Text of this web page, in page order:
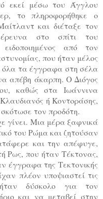
εκεί μέσω του Άγγλου
το πληροφορήθηκε ο
και διέταξε τον
στο σπίτι του
από τον
που ήταν μέλος
όλα τα έγγραφα στη σέλα
απέβη άκαρπη. Ο Διόγος
καθώς στα Ιωάννινα
ή Κοντοράσης,
τον προδότη.
γίνει. Μια μέρα ξαφνικά
του Ρώμα και ζητούσαν
και την απέφυγε,
Ρως, που ήταν Τέκτονας,
έγγραφα της Τεκτονικής
πλέον υποψιαστεί τις
ήταν δύσκολο για τον
και να μεταβεί στην